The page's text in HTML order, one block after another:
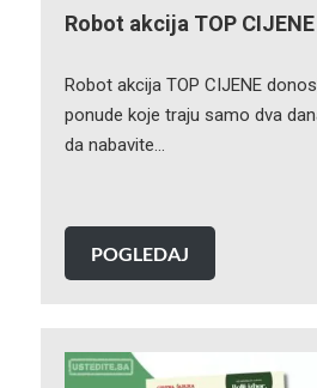
Robot akcija TOP
Robot akcija TOP CIJENE
ponude koje traju samo dva
da nabavite…
POGLEDAJ